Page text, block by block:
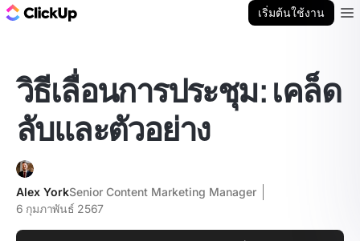
เริ่มต้นใช้งาน
วิธีเลื่อนการประชุม: เคล็ด
ลับและตัวอย่าง
Alex YorkSenior Content Marketing Manager
6 กุมภาพันธ์ 2567